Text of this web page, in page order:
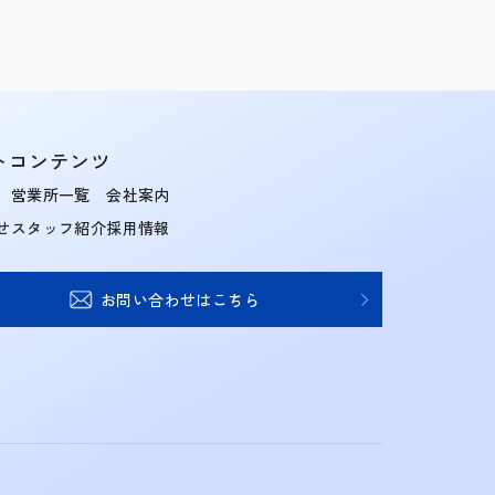
コンテンツ
営業所一覧
スタッフ紹介
会社案内
採用情報
お問い合わせはこちら